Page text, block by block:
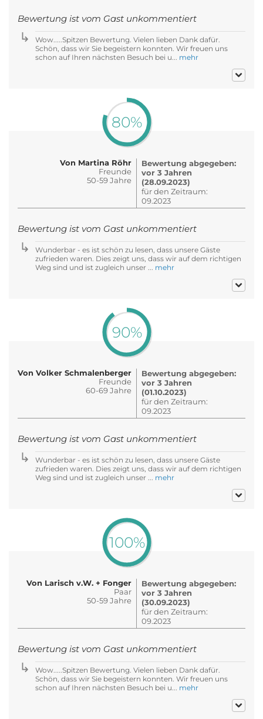
Bewertung ist vom Gast unkommentiert
Wow.....Spitzen Bewertung. Vielen lieben Dank dafür.
Schön, dass wir Sie begeistern konnten. Wir freuen uns
schon auf Ihren nächsten Besuch bei u... mehr
80%
Von Martina Röhr
Freunde
50-59 Jahre
Bewertung abgegeben:
vor 3 Jahren
(28.09.2023)
für den Zeitraum:
09.2023
Bewertung ist vom Gast unkommentiert
Wunderbar - es ist schön zu lesen, dass unsere Gäste
zufrieden waren. Dies zeigt uns, dass wir auf dem richtigen
Weg sind und ist zugleich unser ... mehr
90%
Von Volker Schmalenberger
Freunde
60-69 Jahre
Bewertung abgegeben:
vor 3 Jahren
(01.10.2023)
für den Zeitraum:
09.2023
Bewertung ist vom Gast unkommentiert
Wunderbar - es ist schön zu lesen, dass unsere Gäste
zufrieden waren. Dies zeigt uns, dass wir auf dem richtigen
Weg sind und ist zugleich unser ... mehr
100%
Von Larisch v.W. + Fonger
Paar
50-59 Jahre
Bewertung abgegeben:
vor 3 Jahren
(30.09.2023)
für den Zeitraum:
09.2023
Bewertung ist vom Gast unkommentiert
Wow.....Spitzen Bewertung. Vielen lieben Dank dafür.
Schön, dass wir Sie begeistern konnten. Wir freuen uns
schon auf Ihren nächsten Besuch bei u... mehr